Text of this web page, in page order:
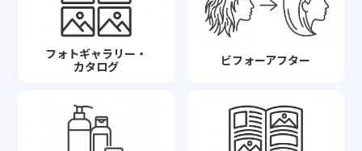
フォトギャラリー・
カタログ
ビフォーアフター